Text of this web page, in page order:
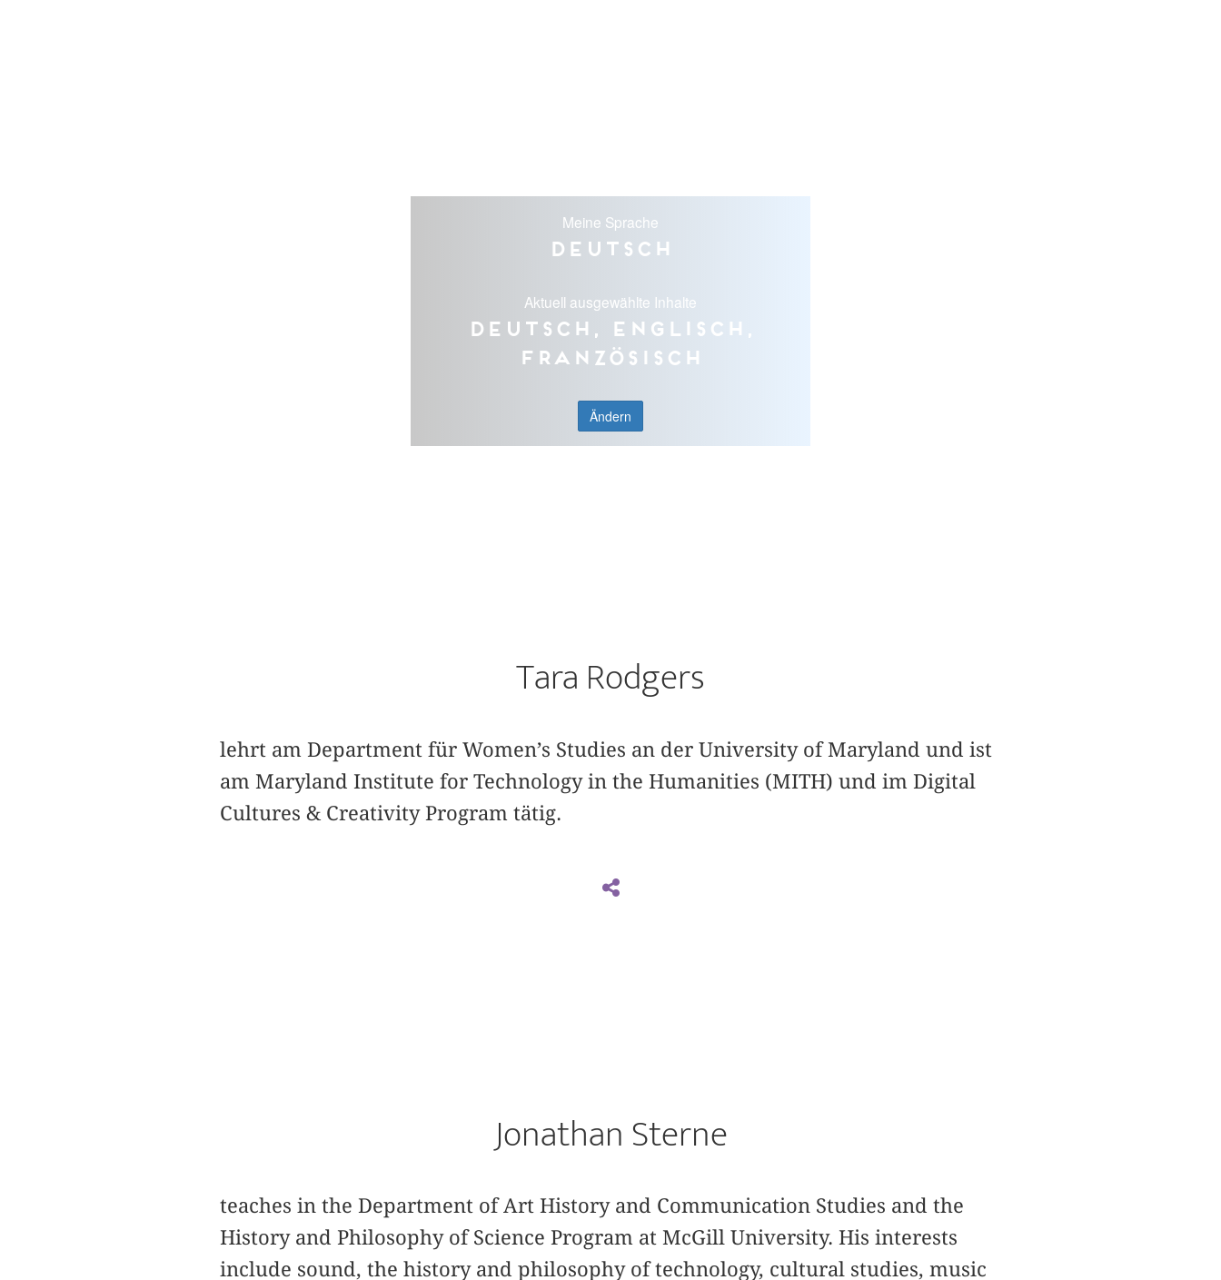
Meine Sprache
Deutsch
Aktuell ausgewählte Inhalte
Deutsch, Englisch,
Französisch
Ändern
Tara Rodgers
lehrt am Department für Women’s Studies an der University of Maryland und ist
am Maryland Institute for Technology in the Humanities (MITH) und im Digital
Cultures & Creativity Program tätig.
Jonathan Sterne
teaches in the Department of Art History and Communication Studies and the
History and Philosophy of Science Program at McGill University. His interests
include sound, the history and philosophy of technology, cultural studies, music